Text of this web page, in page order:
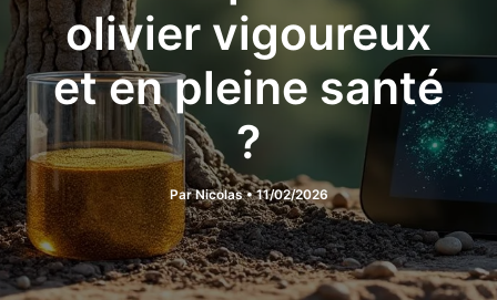
olivier vigoureux
et en pleine santé
?
ParNicolas•11/02/2026